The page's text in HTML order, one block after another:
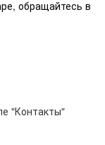
обращайтесь в
"Контакты"